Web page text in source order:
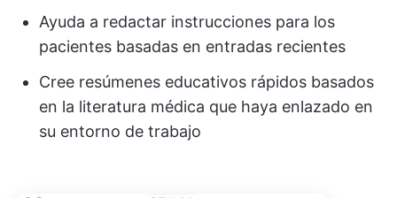
Ayuda a redactar instrucciones para los
pacientes basadas en entradas recientes
Cree resúmenes educativos rápidos basados
en la literatura médica que haya enlazado en
su entorno de trabajo